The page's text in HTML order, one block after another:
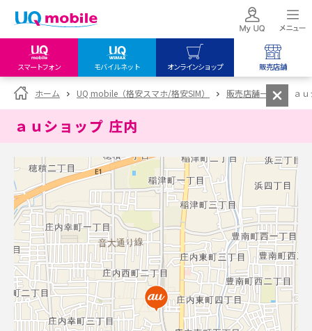
スマートフォン モバイルネット オンラインショップ 販売店舗
my UQ WiMAX
UQ WiMAX ご契約の方
My UQ mobile
UQ mobile
データチャージサイト
UQ mobile
オンラインショップ
UQ WiMAX
UQ mobile
販売店舗
UQ WiMAX
ホーム UQ mobile（格安スマホ/格安SIM） 販売店舗一覧 ａ
ａｕショップ 庄内